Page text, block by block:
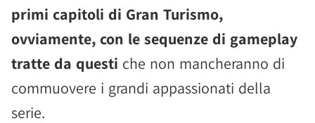
primi capitoli di Gran Turismo,
ovviamente, con le sequenze di gameplay
tratte da questi che non mancheranno di
commuovere i grandi appassionati della
serie.